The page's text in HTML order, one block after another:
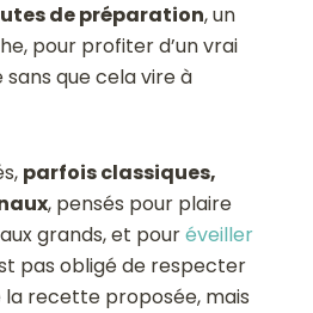
de préparation, un
pour profiter d’un vrai
que cela vire à
parfois classiques,
, pensés pour plaire
grands, et pouréveiller
pas obligé de respecter
recette proposée, mais